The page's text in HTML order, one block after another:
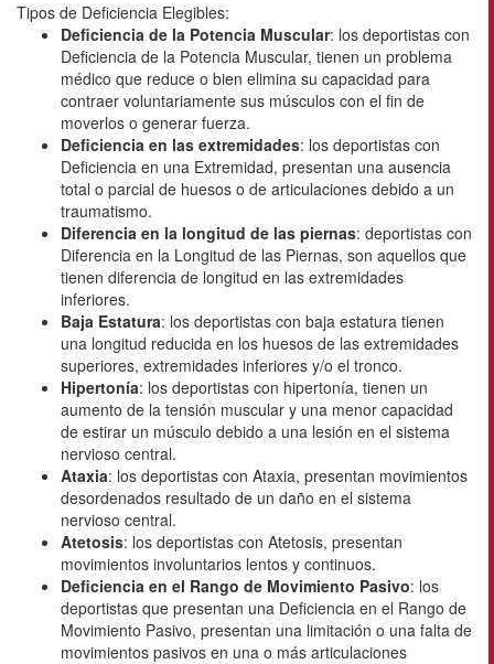
Tipos de Deficiencia Elegibles:
Deficiencia de la Potencia Muscular: los deportistas con
Deficiencia de la Potencia Muscular, tienen un problema
médico que reduce o bien elimina su capacidad para
contraer voluntariamente sus músculos con el fin de
moverlos o generar fuerza.
Deficiencia en las extremidades: los deportistas con
Deficiencia en una Extremidad, presentan una ausencia
total o parcial de huesos o de articulaciones debido a un
traumatismo.
Diferencia en la longitud de las piernas: deportistas con
Diferencia en la Longitud de las Piernas, son aquellos que
tienen diferencia de longitud en las extremidades
inferiores.
Baja Estatura: los deportistas con baja estatura tienen
una longitud reducida en los huesos de las extremidades
superiores, extremidades inferiores y/o el tronco.
Hipertonía: los deportistas con hipertonía, tienen un
aumento de la tensión muscular y una menor capacidad
de estirar un músculo debido a una lesión en el sistema
nervioso central.
Ataxia: los deportistas con Ataxia, presentan movimientos
desordenados resultado de un daño en el sistema
nervioso central.
Atetosis: los deportistas con Atetosis, presentan
movimientos involuntarios lentos y continuos.
Deficiencia en el Rango de Movimiento Pasivo: los
deportistas que presentan una Deficiencia en el Rango de
Movimiento Pasivo, presentan una limitación o una falta de
movimientos pasivos en una o más articulaciones